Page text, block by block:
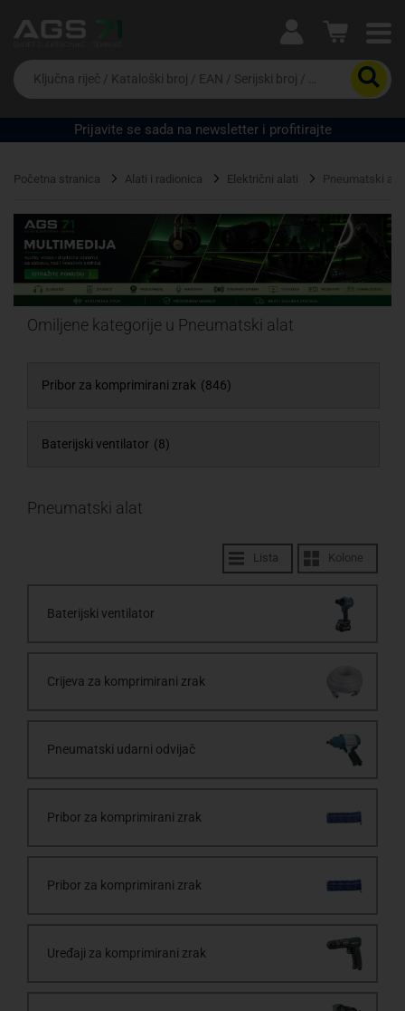
Ova postavka prilagođava asortiman proizvoda i
cijene vašim potrebama.
Da
biste
potražili
proizvod,
unesite
riječ,
EAN
ili
serijski
broj
Prijavite se sada na newsletter i profitirajte
Početna stranica Alati i radionica Električni alati Pneumatski alat
Omiljene kategorije u Pneumatski alat
Pribor za komprimirani zrak (846)
Baterijski ventilator (8)
Lista Kolone
Pneumatski alat
Baterijski ventilator
Crijeva za komprimirani zrak
Pneumatski udarni odvijač
Pribor za komprimirani zrak
Pribor za komprimirani zrak
Uređaji za komprimirani zrak